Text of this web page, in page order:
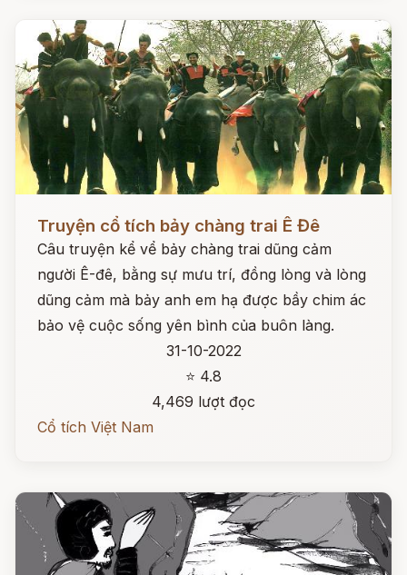
Truyện cổ tích bảy chàng trai Ê Đê
Câu truyện kể vể bảy chàng trai dũng cảm
người Ê-đê, bằng sự mưu trí, đồng lòng và lòng
dũng cảm mà bảy anh em hạ được bầy chim ác
bảo vệ cuộc sống yên bình của buôn làng.
31-10-2022
⭐ 4.8
4,469 lượt đọc
Cổ tích Việt Nam